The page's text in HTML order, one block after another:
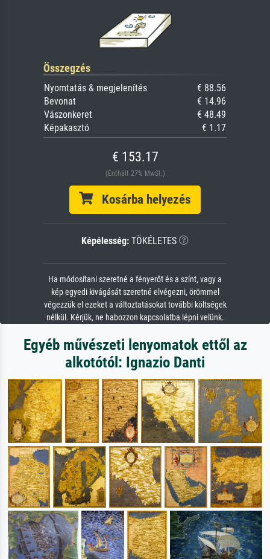
Összegzés
Nyomtatás & megjelenítés
€ 88.56
Bevonat
€ 14.96
Vászonkeret
€ 48.49
Képakasztó
€ 1.17
€ 153.17
(Enthält 27% MwSt.)
Kosárba helyezés
Képélesség: TÖKÉLETES
Ha módosítani szeretné a fényerőt és a színt, vagy a
kép egyedi kivágását szeretné elvégezni, örömmel
végezzük el ezeket a változtatásokat további költségek
nélkül. Kérjük, ne habozzon kapcsolatba lépni velünk.
Egyéb művészeti lenyomatok ettől az
alkotótól: Ignazio Danti